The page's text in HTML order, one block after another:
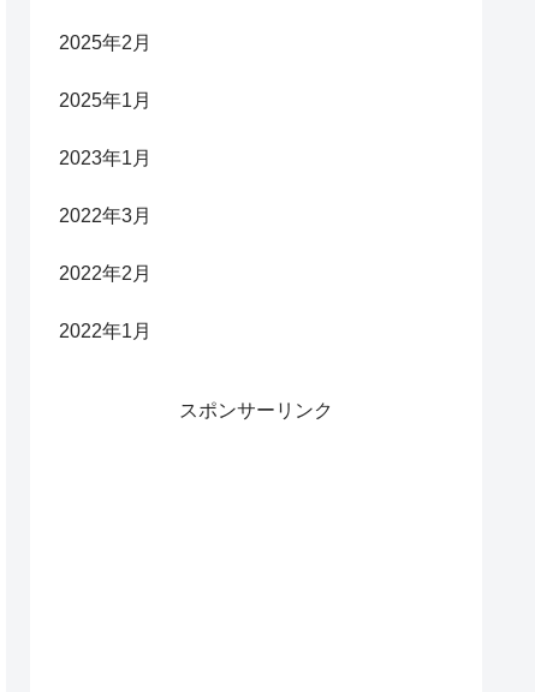
2025年2月
2025年1月
2023年1月
2022年3月
2022年2月
2022年1月
スポンサーリンク